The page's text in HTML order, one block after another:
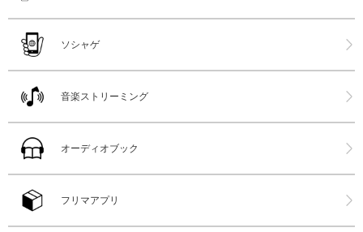
ソシャゲ
音楽ストリーミング
オーディオブック
フリマアプリ